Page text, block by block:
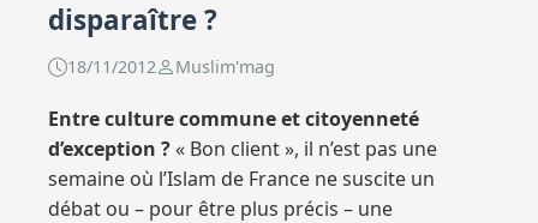
disparaître ?
18/11/2012 Muslim'mag
Entre culture commune et citoyenneté
d’exception ?« Bon client », il n’est pas une
semaine où l’Islam de France ne suscite un
débat ou – pour être plus précis – une